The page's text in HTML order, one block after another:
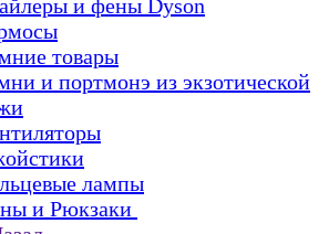
и фены Dyson
товары
и портмонэ из экзотической
лампы
и Рюкзаки